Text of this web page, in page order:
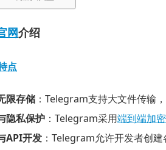
网介绍
点
限存储 ：Telegram支持大文件传输
隐私保护 ：Telegram采用端到端加密
API开发 ：Telegram允许开发者创